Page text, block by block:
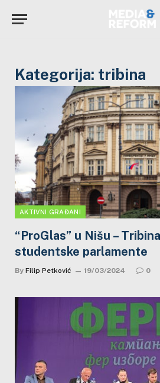
Kategorija: tribina
AKTIVNI GRAĐANI
“ProGlas” u Nišu –
studentske parlamente
By Filip Petković 19/03/2024 0